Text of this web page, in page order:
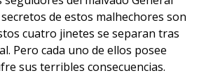
de estos malhechores son
cuatro jinetes se separan tras
Pero cada uno de ellos posee
sus terribles consecuencias.